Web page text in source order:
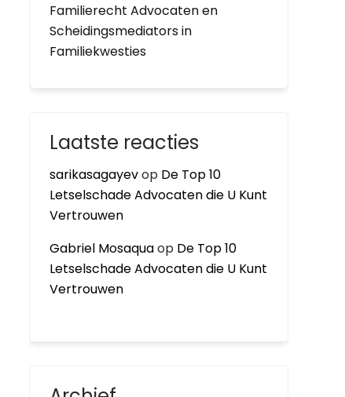
Familierecht Advocaten en
Scheidingsmediators in
Familiekwesties
Laatste reacties
sarikasagayevop De Top 10
Letselschade Advocaten die U Kunt
Vertrouwen
Gabriel Mosaquaop De Top 10
Letselschade Advocaten die U Kunt
Vertrouwen